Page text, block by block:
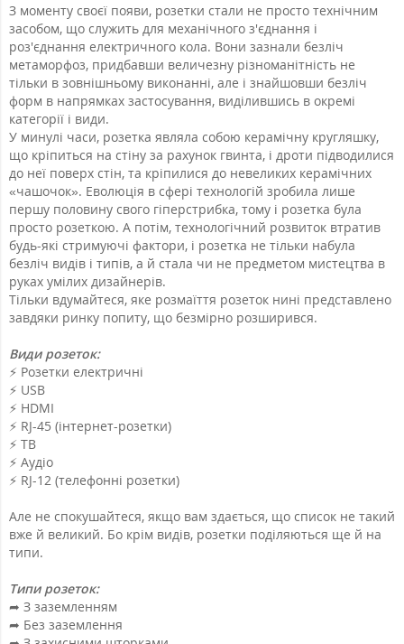
З моменту своєї появи, розетки стали не просто технічним
засобом, що служить для механічного з'єднання і
роз'єднання електричного кола. Вони зазнали безліч
метаморфоз, придбавши величезну різноманітність не
тільки в зовнішньому виконанні, але і знайшовши безліч
форм в напрямках застосування, виділившись в окремі
категорії і види.
У минулі часи, розетка являла собою керамічну кругляшку,
що кріпиться на стіну за рахунок гвинта, і дроти підводилися
до неї поверх стін, та кріпилися до невеликих керамічних
«чашочок». Еволюція в сфері технологій зробила лише
першу половину свого гіперстрибка, тому і розетка була
просто розеткою. А потім, технологічний розвиток втратив
будь-які стримуючі фактори, і розетка не тільки набула
безліч видів і типів, а й стала чи не предметом мистецтва в
руках умілих дизайнерів.
Тільки вдумайтеся, яке розмаїття розеток нині представлено
завдяки ринку попиту, що безмірно розширився.
Види розеток:
⚡️ Розетки електричні
⚡️ USB
⚡️ HDMI
⚡️ RJ-45 (інтернет-розетки)
⚡️ ТВ
⚡️ Аудіо
⚡️ RJ-12 (телефонні розетки)
Але не спокушайтеся, якщо вам здається, що список не такий
вже й великий. Бо крім видів, розетки поділяються ще й на
типи.
Типи розеток:
➦ З заземленням
➦ Без заземлення